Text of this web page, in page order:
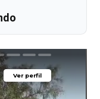
Ver perfil
Ver perfil